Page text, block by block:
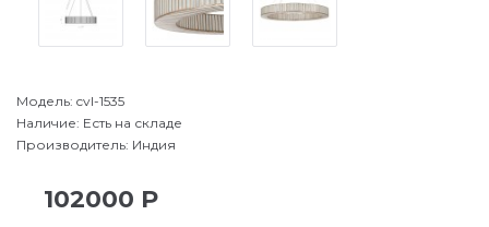
Модель: cvl-1535
Наличие: Есть на складе
Производитель: Индия
102000 Р